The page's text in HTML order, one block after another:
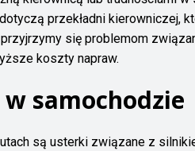
przekładni kierowniczej,
się problemom
koszty napraw.
samochodzie
są usterki związane z